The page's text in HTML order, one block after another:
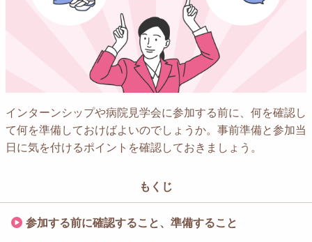
インターンシップや病院見学会に参加する前に、 何を確認し
て何を準備しておけばよいのでしょうか。 事前準備と参加当
日に気を付けるポイントを確認しておきましょう。
もくじ
参加する前に確認すること、準備すること